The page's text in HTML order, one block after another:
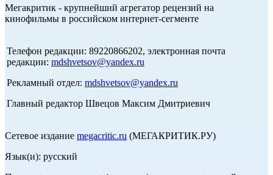
Мегакритик - крупнейший агрегатор рецензий на
кинофильмы в российском интернет-сегменте
Телефон редакции: 89220866202, электронная почта
редакции: mdshvetsov@yandex.ru
Рекламный отдел: mdshvetsov@yandex.ru
Главный редактор Швецов Максим Дмитриевич
Сетевое издание megacritic.ru (МЕГАКРИТИК.РУ)
Язык(и): русский